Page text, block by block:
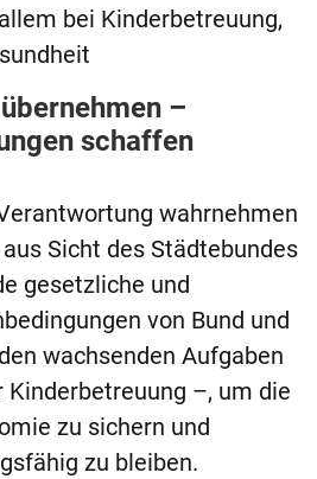
bei Kinderbetreuung,
–
schaffen
wahrnehmen
Sicht des Städtebundes
gesetzliche und
von Bund und
wachsenden Aufgaben
Kinderbetreuung –, um die
zu sichern und
zu bleiben.